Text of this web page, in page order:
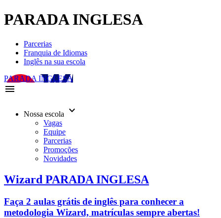
PARADA INGLESA
Parcerias
Franquia de Idiomas
Inglês na sua escola
PARADA INGLESA
menu
Nossa escola keyboard_arrow_down
Vagas
Equipe
Parcerias
Promoções
Novidades
Wizard PARADA INGLESA
Faça 2 aulas grátis de inglês para conhecer a
metodologia Wizard, matrículas sempre abertas!